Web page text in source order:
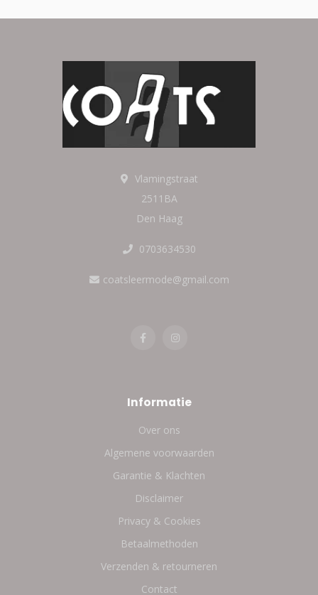
Vlamingstraat
2511BA
Den Haag
0703634530
coatsleermode@gmail.com
Informatie
Over ons
Algemene voorwaarden
Garantie & Klachten
Disclaimer
Privacy & Cookies
Betaalmethoden
Verzenden & retourneren
Contact